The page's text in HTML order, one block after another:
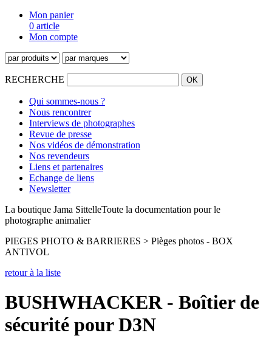
Mon panier
0 article
Mon compte
RECHERCHE
Qui sommes-nous ?
Nous rencontrer
Interviews de photographes
Revue de presse
Nos vidéos de démonstration
Nos revendeurs
Liens et partenaires
Echange de liens
Newsletter
La boutique Jama SittelleToute la documentation pour le
photographe animalier
PIEGES PHOTO & BARRIERES > Pièges photos - BOX
ANTIVOL
retour à la liste
BUSHWHACKER - Boîtier de
sécurité pour D3N